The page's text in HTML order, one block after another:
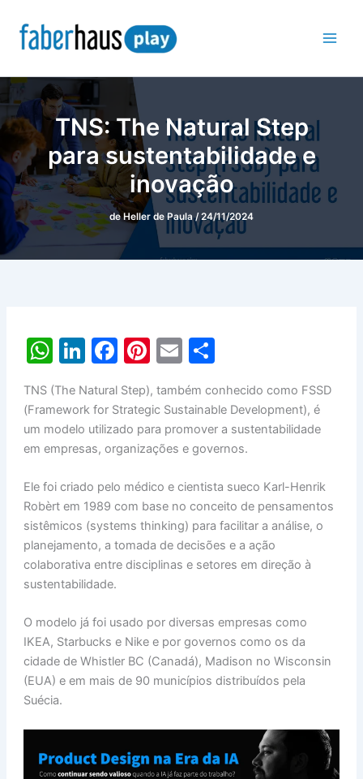
para
TNS: The Natural Step
para sustentabilidade e
inovação
de Heller de Paula/24/11/2024
W
at
s
A
p
p
Li
k
e
dI
n
F
c
e
b
o
o
k
Pi
er
e
st
E
ai
l
ar
e
TNS (The Natural Step), também conhecido como FSSD
(Framework for Strategic Sustainable Development), é
um modelo utilizado para promover a sustentabilidade
em empresas, organizações e governos.
Ele foi criado pelo médico e cientista sueco Karl-Henrik
Robèrt em 1989 com base no conceito de pensamentos
sistêmicos (systems thinking) para facilitar a análise, o
planejamento, a tomada de decisões e a ação
colaborativa entre disciplinas e setores em direção à
sustentabilidade.
O modelo já foi usado por diversas empresas como
IKEA, Starbucks e Nike e por governos como os da
cidade de Whistler BC (Canadá), Madison no Wisconsin
(EUA) e em mais de 90 municípios distribuídos pela
Suécia.